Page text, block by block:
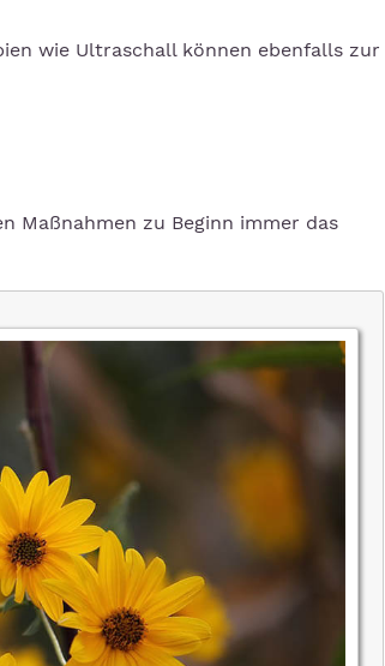
wie Ultraschall können ebenfalls zur
Maßnahmen zu Beginn immer das